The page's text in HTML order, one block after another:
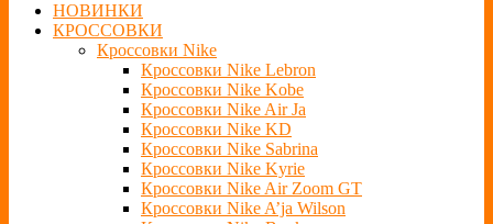
НОВИНКИ
КРОССОВКИ
Кроссовки Nike
Кроссовки Nike Lebron
Кроссовки Nike Kobe
Кроссовки Nike Air Ja
Кроссовки Nike KD
Кроссовки Nike Sabrina
Кроссовки Nike Kyrie
Кроссовки Nike Air Zoom GT
Кроссовки Nike A’ja Wilson